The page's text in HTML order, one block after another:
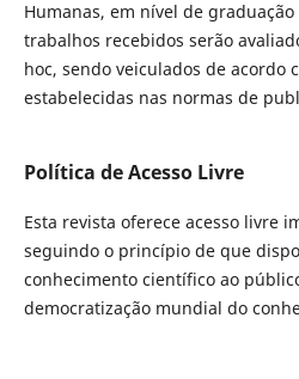
Humanas, em nível de
trabalhos recebidos serão
hoc, sendo veiculados de acordo
estabelecidas nas normas de
Política de Acesso Livre
Esta revista oferece acesso livre
seguindo o princípio de que
conhecimento científico ao
democratização mundial do